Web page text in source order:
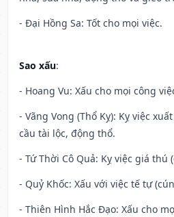
- Đại Hồng Sa: Tốt cho mọi việc.
Sao xấu:
- Hoang Vu: Xấu cho mọi công
- Vãng Vong (Thổ Kỵ): Kỵ việc
cầu tài lộc, động thổ.
- Tứ Thời Cô Quả: Kỵ việc giá thú
- Quỷ Khốc: Xấu với việc tế tự
- Thiên Hình Hắc Đạo: Xấu cho